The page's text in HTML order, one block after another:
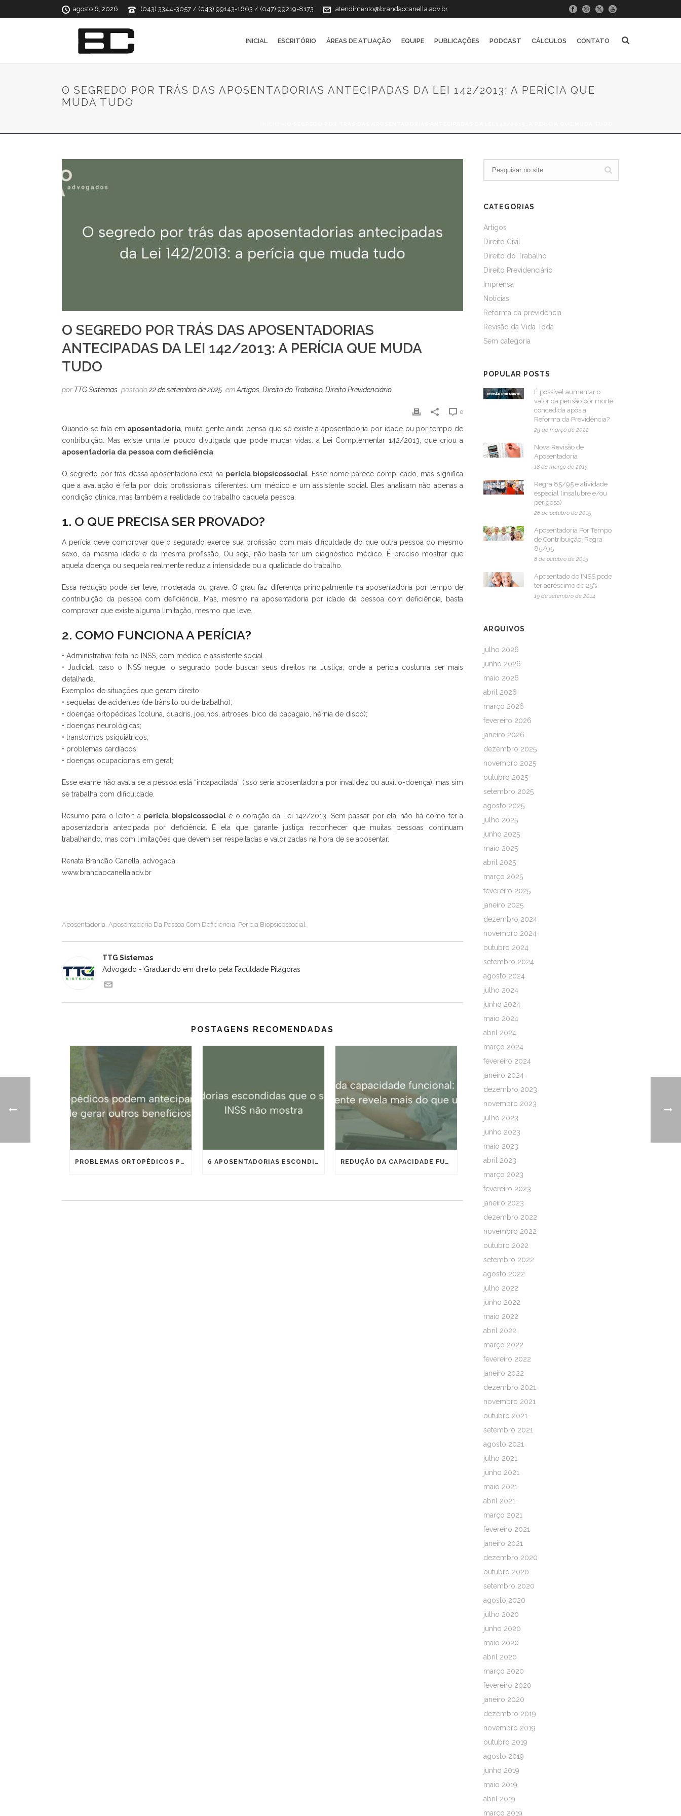
agosto 6, 2026 (043) 3344-3057 / (043) 99143-1663 / (047) 99219-8173 atendimento@brandaocanella.adv.br
INICIAL ESCRITÓRIO ÁREAS DE ATUAÇÃO EQUIPE PUBLICAÇÕES PODCAST CÁLCULOS CONTATO
O SEGREDO POR TRÁS DAS APOSENTADORIAS ANTECIPADAS DA LEI 142/2013: A PERÍCIA QUE
MUDA TUDO
O SEGREDO POR TRÁS DAS APOSENTADORIAS
ANTECIPADAS DA LEI 142/2013: A PERÍCIA QUE MUDA
TUDO
por TTG Sistemas postado22 de setembro de 2025 emArtigos Direito do Trabalho, Direito Previdenciário
0
Quando se fala em aposentadoria , muita gente ainda pensa que só existe a aposentadoria por idade ou por tempo de
contribuição. Mas existe uma lei pouco divulgada que pode mudar vidas: a Lei Complementar 142/2013, que criou a
aposentadoria da pessoa com deficiência
O segredo por trás dessa aposentadoria está na perícia biopsicossocial . Esse nome parece complicado, mas significa
que a avaliação é feita por dois profissionais diferentes: um médico e um assistente social. Eles analisam não apenas a
condição clínica, mas também a realidade do trabalho daquela pessoa.
1. O QUE PRECISA SER PROVADO?
A perícia deve comprovar que o segurado exerce sua profissão com mais dificuldade do que outra pessoa do mesmo
sexo, da mesma idade e da mesma profissão. Ou seja, não basta ter um diagnóstico médico. É preciso mostrar que
aquela doença ou sequela realmente reduz a intensidade ou a qualidade do trabalho.
Essa redução pode ser leve, moderada ou grave. O grau faz diferença principalmente na aposentadoria por tempo de
contribuição da pessoa com deficiência. Mas, mesmo na aposentadoria por idade da pessoa com deficiência, basta
comprovar que existe alguma limitação, mesmo que leve.
2. COMO FUNCIONA A PERÍCIA?
• Administrativa: feita no INSS, com médico e assistente social.
• Judicial: caso o INSS negue, o segurado pode buscar seus direitos na Justiça, onde a perícia costuma ser mais
detalhada.
Exemplos de situações que geram direito:
• sequelas de acidentes (de trânsito ou de trabalho);
• doenças ortopédicas (coluna, quadris, joelhos, artroses, bico de papagaio, hérnia de disco);
• doenças neurológicas;
• transtornos psiquiátricos;
• problemas cardíacos;
• doenças ocupacionais em geral;
Esse exame não avalia se a pessoa está “incapacitada” (isso seria aposentadoria por invalidez ou auxílio-doença), mas sim
se trabalha com dificuldade.
Resumo para o leitor: a perícia biopsicossocialé o coração da Lei 142/2013. Sem passar por ela, não há como ter a
aposentadoria antecipada por deficiência. É ela que garante justiça: reconhecer que muitas pessoas continuam
trabalhando, mas com limitações que devem ser respeitadas e valorizadas na hora de se aposentar.
Renata Brandão Canella, advogada.
www.brandaocanella.adv.br
Aposentadoria, Aposentadoria Da Pessoa Com Deficiência, Perícia Biopsicossocial
TTG Sistemas
Advogado - Graduando em direito pela Faculdade Pitágoras
POSTAGENS RECOMENDADAS
PROBLEMAS ORTOPÉDICOS PODEM ANTECIPAR A APOSENTADORIA ALÉM DE GERAR OUTROS BENEFÍCIOS DO INSS 6 APOSENTADORIAS ESCONDIDAS QUE O SIMULADOR DO INSS NÃO MOSTRA, VEJA QUAIS SÃO! REDUÇÃO DA CAPACIDADE FUNCIONAL: QUANDO O AUXÍLIO-ACIDENTE REVELA MAIS DO QUE UM BENEFÍCIO
CATEGORIAS
Artigos
Direito Civil
Direito do Trabalho
Direito Previdenciário
Imprensa
Notícias
Reforma da previdência
Revisão da Vida Toda
Sem categoria
POPULAR POSTS
É possível aumentar o
valor da pensão por morte
concedida após a
Reforma da Previdência?
29 de março de 2022
Nova Revisão de
Aposentadoria
18 de março de 2015
Regra 85/95 e atividade
especial (insalubre e/ou
perigosa)
28 de outubro de 2015
Aposentadoria Por Tempo
de Contribuição: Regra
85/95
8 de outubro de 2015
Aposentado do INSS pode
ter acréscimo de 25%
19 de setembro de 2014
ARQUIVOS
julho 2026
junho 2026
maio 2026
abril 2026
março 2026
fevereiro 2026
janeiro 2026
dezembro 2025
novembro 2025
outubro 2025
setembro 2025
agosto 2025
julho 2025
junho 2025
maio 2025
abril 2025
março 2025
fevereiro 2025
janeiro 2025
dezembro 2024
novembro 2024
outubro 2024
setembro 2024
agosto 2024
julho 2024
junho 2024
maio 2024
abril 2024
março 2024
fevereiro 2024
janeiro 2024
dezembro 2023
novembro 2023
julho 2023
junho 2023
maio 2023
abril 2023
março 2023
fevereiro 2023
janeiro 2023
dezembro 2022
novembro 2022
outubro 2022
setembro 2022
agosto 2022
julho 2022
junho 2022
maio 2022
abril 2022
março 2022
fevereiro 2022
janeiro 2022
dezembro 2021
novembro 2021
outubro 2021
setembro 2021
agosto 2021
julho 2021
junho 2021
maio 2021
abril 2021
março 2021
fevereiro 2021
janeiro 2021
dezembro 2020
outubro 2020
setembro 2020
agosto 2020
julho 2020
junho 2020
maio 2020
abril 2020
março 2020
fevereiro 2020
janeiro 2020
dezembro 2019
novembro 2019
outubro 2019
agosto 2019
junho 2019
maio 2019
abril 2019
março 2019